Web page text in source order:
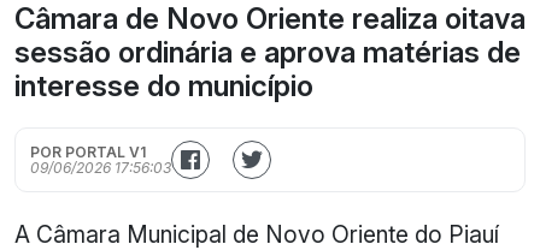
Câmara de Novo Oriente realiza oitava
sessão ordinária e aprova matérias de
interesse do município
POR PORTAL V1
09/06/2026 17:56:03
A Câmara Municipal de Novo Oriente do Piauí